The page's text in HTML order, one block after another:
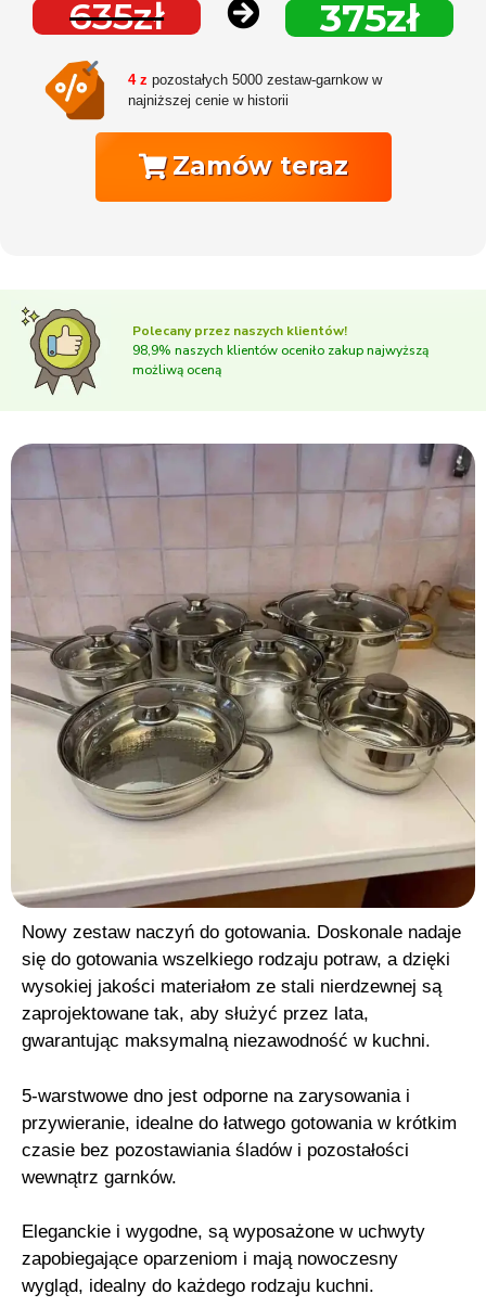
635zł 375zł
4 z pozostałych 5000 zestaw-garnkow w
najniższej cenie w historii
Zamów teraz
Polecany przez naszych klientów!
98,9% naszych klientów oceniło zakup najwyższą
możliwą oceną
Nowy zestaw naczyń do gotowania. Doskonale nadaje
się do gotowania wszelkiego rodzaju potraw, a dzięki
wysokiej jakości materiałom ze stali nierdzewnej są
zaprojektowane tak, aby służyć przez lata,
gwarantując maksymalną niezawodność w kuchni.
5-warstwowe dno jest odporne na zarysowania i
przywieranie, idealne do łatwego gotowania w krótkim
czasie bez pozostawiania śladów i pozostałości
wewnątrz garnków.
Eleganckie i wygodne, są wyposażone w uchwyty
zapobiegające oparzeniom i mają nowoczesny
wygląd, idealny do każdego rodzaju kuchni.